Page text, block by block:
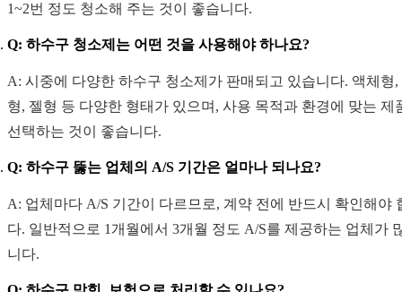
1~2번 정도 청소해 주는 것이 좋습니다.
Q: 하수구 청소제는 어떤 것을 사용해야 하나요?
A: 시중에 다양한 하수구 청소제가 판매되고 있습니다. 액체형,
형, 젤형 등 다양한 형태가 있으며, 사용 목적과 환경에 맞는 제
선택하는 것이 좋습니다.
Q: 하수구 뚫는 업체의 A/S 기간은 얼마나 되나요?
A: 업체마다 A/S 기간이 다르므로, 계약 전에 반드시 확인해야
다. 일반적으로 1개월에서 3개월 정도 A/S를 제공하는 업체가
니다.